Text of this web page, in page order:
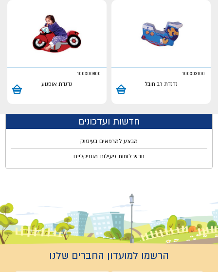
100303100
נדנדת רב חובל
100300800
נדנדת אופנוע
חדשות ועדכונים
מבצע למרפאים בעיסוק
חדש לוחות פעילות מוסיקליים
הרשמו למועדון החברים שלנו